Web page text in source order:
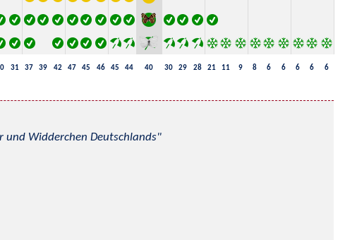
31 37 39 42 47 45 46 45 44 40 30 29 28 21 11 9 8 6 6 6 6 6
und Widderchen Deutschlands